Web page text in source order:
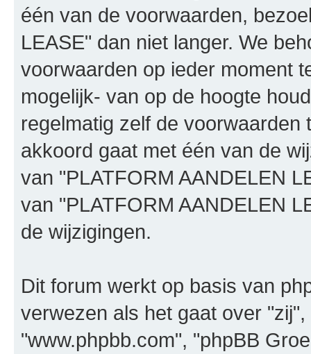
één van de voorwaarden,
LEASE" dan niet langer. We
voorwaarden op ieder moment
mogelijk- van op de hoogte
regelmatig zelf de voorwaarden
akkoord gaat met één van de
van "PLATFORM AANDELEN
van "PLATFORM AANDELEN
de wijzigingen.
Dit forum werkt op basis van
verwezen als het gaat over
"www.phpbb.com", "phpBB